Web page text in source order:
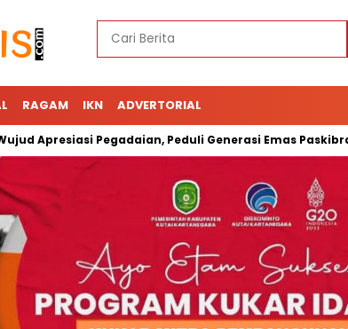
RAGAM IKN ADVERTORIAL
Pegadaian, Peduli Generasi Emas Paskibraka 2023